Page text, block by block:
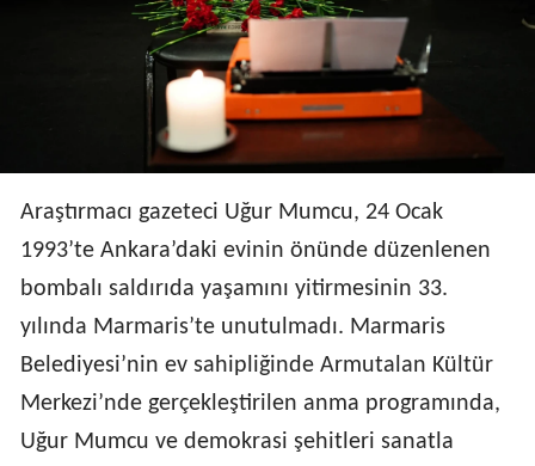
Araştırmacı gazeteci Uğur Mumcu, 24 Ocak
1993’te Ankara’daki evinin önünde düzenlenen
bombalı saldırıda yaşamını yitirmesinin 33.
yılında Marmaris’te unutulmadı. Marmaris
Belediyesi’nin ev sahipliğinde Armutalan Kültür
Merkezi’nde gerçekleştirilen anma programında,
Uğur Mumcu ve demokrasi şehitleri sanatla